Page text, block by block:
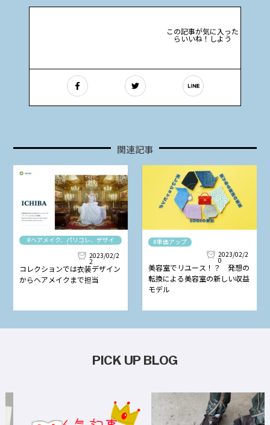
この記事が気に入った
らいいね！しよう
関連記事
#ヘアメイク、パリコレ、デザイ
ナー
2023/02/2
2
コレクションでは衣装デザイン
からヘアメイクまで担当
#単価アップ
2023/02/2
0
美容室でリユース！？ 発想の
転換による美容室の新しい収益
モデル
PICK UP BLOG